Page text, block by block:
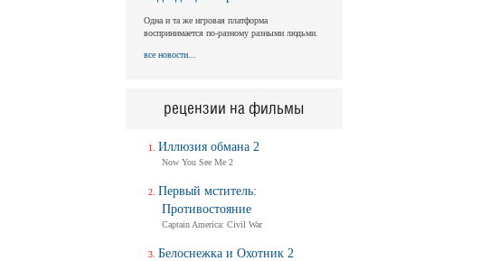
Одна и та же игровая платформа
воспринимается по-разному разными людьми.
все новости...
рецензии на фильмы
Иллюзия обмана 2
Now You See Me 2
Первый мститель:
Противостояние
Captain America: Civil War
Белоснежка и Охотник 2